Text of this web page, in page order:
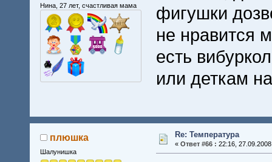
Нина, 27 лет, счастливая мама
фигушки
не нравится
есть
или деткам
плюшка
Шалунишка
Re: Температура
« Ответ #66 : 22:16,